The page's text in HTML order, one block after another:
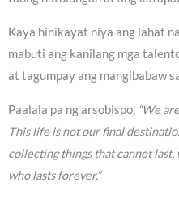
Kaya hinikayat niya ang lahat
mabuti ang kanilang mga
at tagumpay ang mangibabaw
Paalala pa ng arsobispo, “We
This life is not our final
collecting things that cannot
who lasts forever.”